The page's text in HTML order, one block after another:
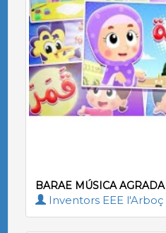
BARAE MÚSICA AGRADA
Inventors EEE l'Arboç